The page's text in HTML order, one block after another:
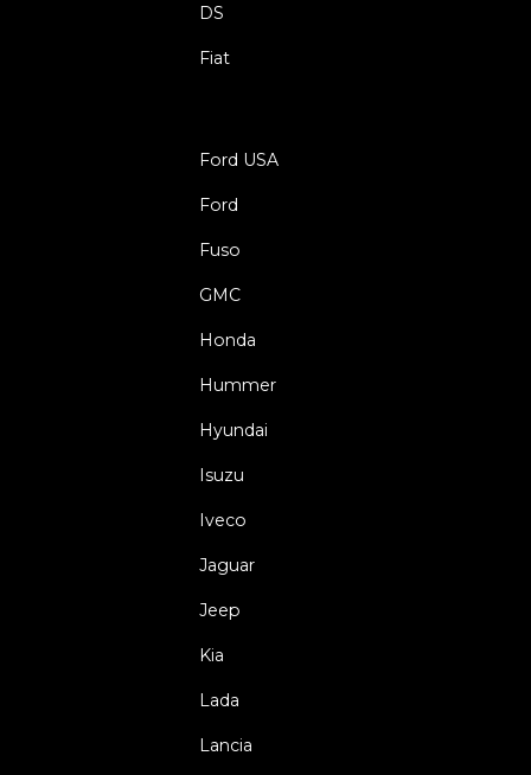
DS
Fiat
Ford USA
Ford
Fuso
GMC
Honda
Hummer
Hyundai
Isuzu
Iveco
Jaguar
Jeep
Kia
Lada
Lancia